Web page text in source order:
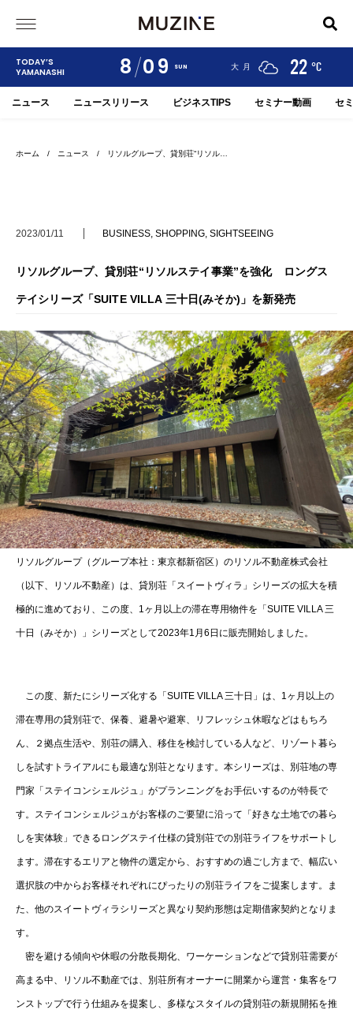
TODAY’S
YAMANASHI
8 09 SUN
甲府 河口湖 大月 22 °C
ニュース ニュースリリース ビジネスTIPS セミナー動画 セ
ホーム / ニュース / リソルグループ、貸別荘“リソル…
2023/01/11 BUSINESS, SHOPPING, SIGHTSEEING
リソルグループ、貸別荘“リソルステイ事業”を強化 ロングス
テイシリーズ「SUITE VILLA 三十日(みそか)」を新発売
リソルグループ（グループ本社：東京都新宿区）のリソル不動産株式会社
（以下、リソル不動産）は、貸別荘「スイートヴィラ」シリーズの拡大を積
極的に進めており、この度、1ヶ月以上の滞在専用物件を「SUITE VILLA 三
十日（みそか）」シリーズとして2023年1月6日に販売開始しました。
この度、新たにシリーズ化する「SUITE VILLA 三十日」は、1ヶ月以上の
滞在専用の貸別荘で、保養、避暑や避寒、リフレッシュ休暇などはもちろ
ん、２拠点生活や、別荘の購入、移住を検討している人など、リゾート暮ら
しを試すトライアルにも最適な別荘となります。本シリーズは、別荘地の専
門家「ステイコンシェルジュ」がプランニングをお手伝いするのが特長で
す。ステイコンシェルジュがお客様のご要望に沿って「好きな土地での暮ら
しを実体験」できるロングステイ仕様の貸別荘での別荘ライフをサポートし
ます。滞在するエリアと物件の選定から、おすすめの過ごし方まで、幅広い
選択肢の中からお客様それぞれにぴったりの別荘ライフをご提案します。ま
た、他のスイートヴィラシリーズと異なり契約形態は定期借家契約となりま
す。
密を避ける傾向や休暇の分散長期化、ワーケーションなどで貸別荘需要が
高まる中、リソル不動産では、別荘所有オーナーに開業から運営・集客をワ
ンストップで行う仕組みを提案し、多様なスタイルの貸別荘の新規開拓を推